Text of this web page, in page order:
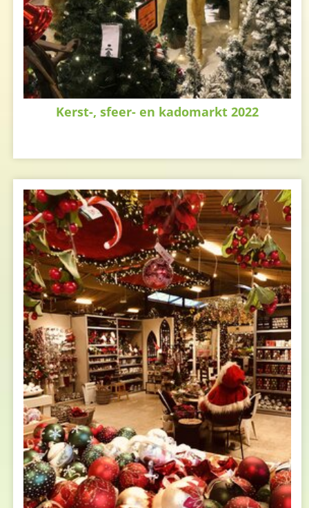
Kerst-, sfeer- en kadomarkt 2022